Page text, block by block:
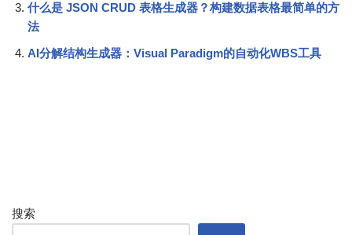
什么是 JSON CRUD 表格生成器？构建数据表格最简单的方
法
AI分解结构生成器：Visual Paradigm的自动化WBS工具
搜索